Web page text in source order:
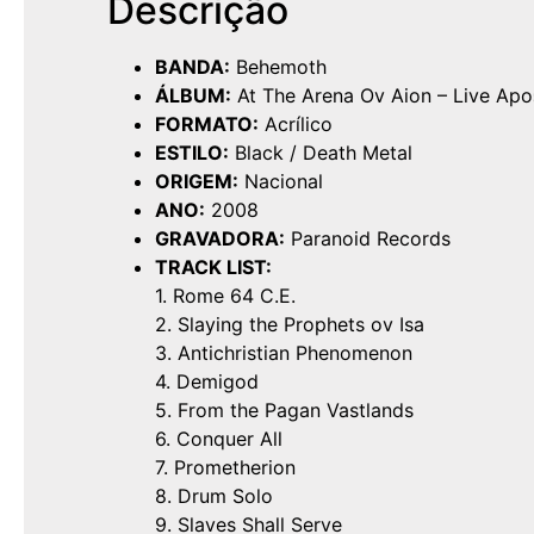
Descrição
BANDA: Behemoth
ÁLBUM: At The Arena Ov Aion – Live
FORMATO: Acrílico
ESTILO: Black / Death Metal
ORIGEM: Nacional
ANO: 2008
GRAVADORA: Paranoid Records
TRACK LIST:
1. Rome 64 C.E.
2. Slaying the Prophets ov Isa
3. Antichristian Phenomenon
4. Demigod
5. From the Pagan Vastlands
6. Conquer All
7. Prometherion
8. Drum Solo
9. Slaves Shall Serve